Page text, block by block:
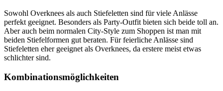
Sowohl Overknees als auch Stiefeletten sind für viele Anlässe
perfekt geeignet. Besonders als Party-Outfit bieten sich beide toll an.
Aber auch beim normalen City-Style zum Shoppen ist man mit
beiden Stiefelformen gut beraten. Für feierliche Anlässe sind
Stiefeletten eher geeignet als Overknees, da erstere meist etwas
schlichter sind.
Kombinationsmöglichkeiten